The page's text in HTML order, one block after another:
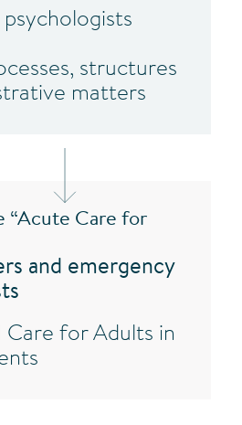
structures
matters
“Acute Care for
and emergency
Care for Adults in